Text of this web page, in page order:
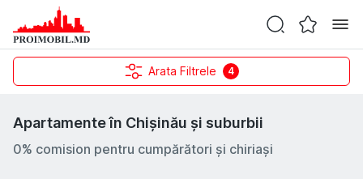
Arata Filtrele 4
Apartamente în Chișinău și suburbii
0% comision pentru cumpărători și chiriași